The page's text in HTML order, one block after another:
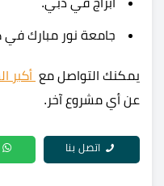
جامعة نور مبارك في
يمكنك التواصل مع أكبر
عن أي مشروع آخر.
اتصل بنا